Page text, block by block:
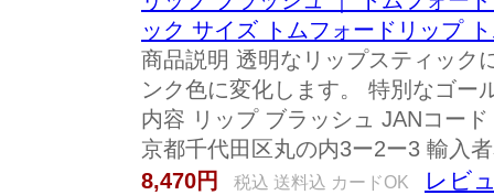
ック サイズ トムフォードリップ
商品説明 透明なリップスティック
ンク色に変化します。 特別なゴー
内容 リップ ブラッシュ JANコー
京都千代田区丸の内3ー2ー3 輸入
8,470円
税込 送料込 カードOK レビ